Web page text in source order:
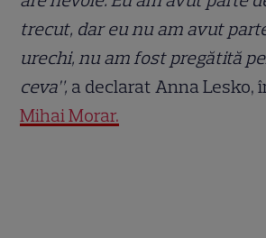
trecut, dar eu nu am avut
urechi, nu am fost pregătită
ceva”, a declarat Anna Lesko,
Mihai Morar.